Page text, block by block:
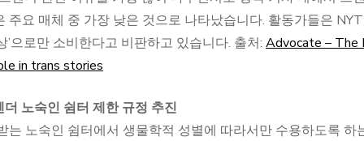
요 매체 중 가장 낮은 것으로 나타났습니다. 활동가들은
으로만 소비한다고 비판하고 있습니다. 출처: Advocate – The
in trans stories
노숙인 쉼터 제한 규정 추진
노숙인 쉼터에서 생물학적 성별에 따라서만 수용하도록 하